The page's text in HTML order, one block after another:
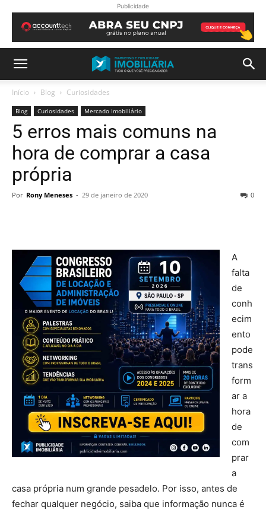
Publicidade
Início Blog Curiosidades
Blog Curiosidades Mercado Imobiliário
5 erros mais comuns na
hora de comprar a casa
própria
Por Rony Meneses - 29 de janeiro de 2020 0
A
falta
de
conh
ecim
ento
pode
trans
form
ar a
hora
de
com
prar
a
casa própria num grande pesadelo. Por isso, antes de
fechar qualquer negócio, saiba que informação nunca é